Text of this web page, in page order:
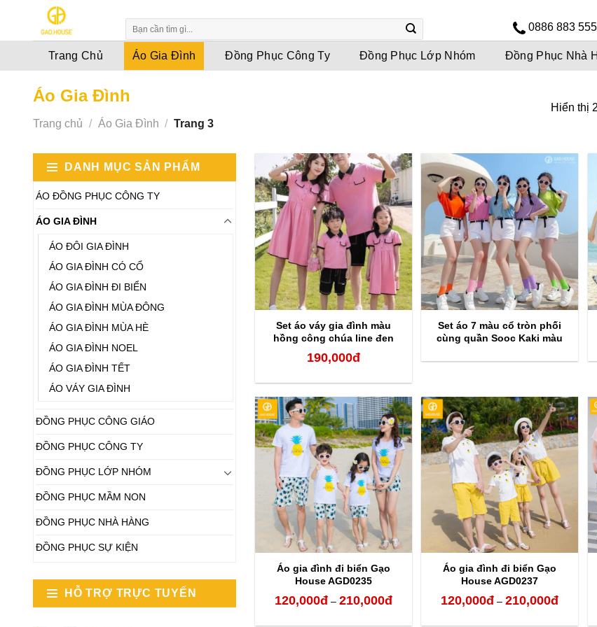
content
0886 883 555
Trang Chủ Áo Gia Đình Đồng Phục Công Ty Đồng Phục Lớp Nhóm Đồng Phục Nhà
Áo Gia Đình
Trang chủ / Áo Gia Đình / Trang 3
Hiển thị
DANH MỤC SẢN PHẨM
ÁO ĐỒNG PHỤC CÔNG TY
ÁO GIA ĐÌNH
ÁO ĐÔI GIA ĐÌNH
ÁO GIA ĐÌNH CÓ CỔ
ÁO GIA ĐÌNH ĐI BIỂN
ÁO GIA ĐÌNH MÙA ĐÔNG
ÁO GIA ĐÌNH MÙA HÈ
ÁO GIA ĐÌNH NOEL
ÁO GIA ĐÌNH TẾT
ÁO VÁY GIA ĐÌNH
ĐỒNG PHỤC CÔNG GIÁO
ĐỒNG PHỤC CÔNG TY
ĐỒNG PHỤC LỚP NHÓM
ĐỒNG PHỤC MẦM NON
ĐỒNG PHỤC NHÀ HÀNG
ĐỒNG PHỤC SỰ KIỆN
HỖ TRỢ TRỰC TUYẾN
Set áo váy gia đình màu
hồng công chúa line đen
190,000đ
Set áo 7 màu cổ tròn phối
cùng quần Sooc Kaki màu
Áo gia đình đi biển Gạo
House AGD0235
120,000đ – 210,000đKhoảng
Áo gia đình đi biển Gạo
House AGD0237
120,000đ – 210,000đKhoảng